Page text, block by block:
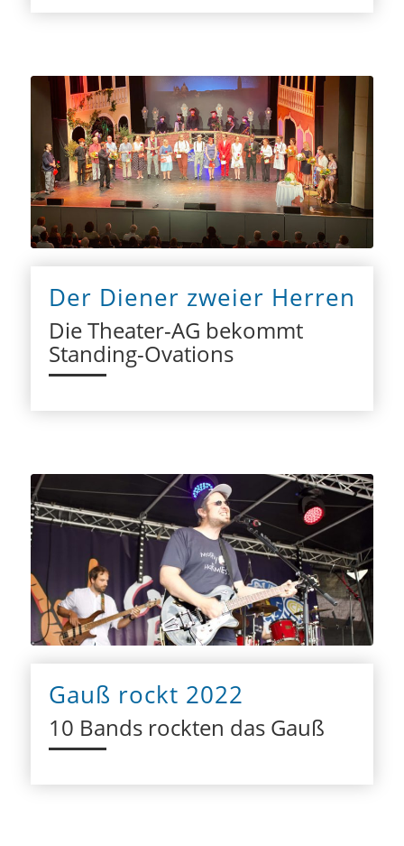
Der Diener zweier Herren
Die Theater-AG bekommt
Standing-Ovations
Gauß rockt 2022
10 Bands rockten das Gauß